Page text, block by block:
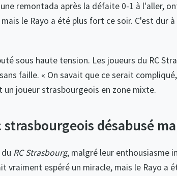
remontada après la défaite 0-1 à l'aller,
le Rayo a été plus fort ce soir. C'est dur
sous haute tension. Les joueurs du RC
faille. « On savait que ce serait
un joueur strasbourgeois en zone mixte.
désabusé
RC Strasbourg, malgré leur enthousiasme
vraiment espéré un miracle, mais le Rayo